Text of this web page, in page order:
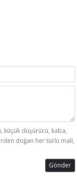
küçük düşürücü, kaba,
doğan her türlü mali,
Gönder